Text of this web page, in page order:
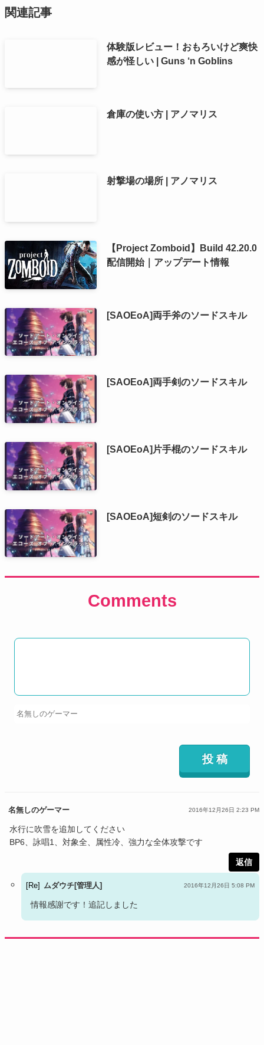
関連記事
体験版レビュー！おもろいけど爽快
感が怪しい | Guns ‘n Goblins
倉庫の使い方 | アノマリス
射撃場の場所 | アノマリス
【Project Zomboid】Build 42.20.0
配信開始｜アップデート情報
[SAOEoA]両手斧のソードスキル
[SAOEoA]両手剣のソードスキル
[SAOEoA]片手棍のソードスキル
[SAOEoA]短剣のソードスキル
Comments
名無しのゲーマー 2016年12月26日 2:23 PM
水行に吹雪を追加してください
BP6、詠唱1、対象全、属性冷、強力な全体攻撃です
返信
ムダウチ[管理人] 2016年12月26日 5:08 PM
情報感謝です！追記しました